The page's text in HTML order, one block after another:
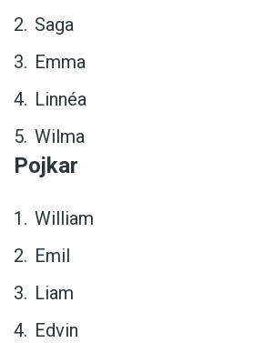
Saga
Emma
Linnéa
Wilma
Pojkar
William
Emil
Liam
Edvin